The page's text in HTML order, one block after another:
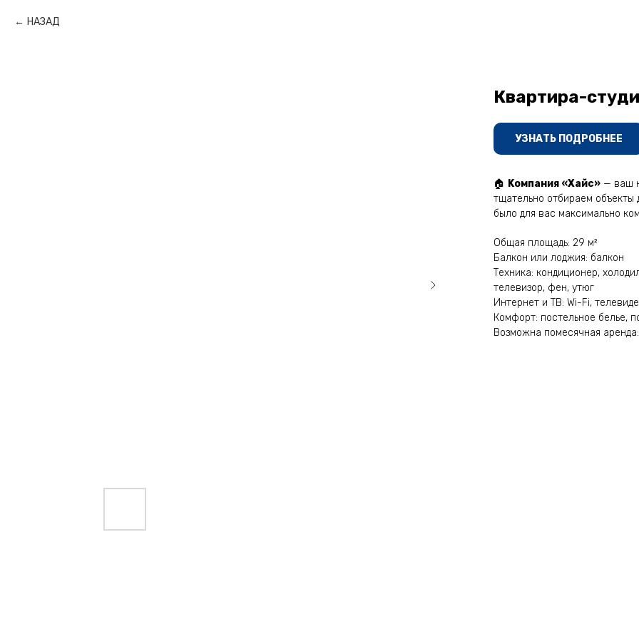
НАЗАД
Квартира-
УЗНАТЬ ПОДРОБНЕЕ
🏠 Kомпaния «Хaйс» — вaш
тщательно oтбирaeм объeкты
было для вас максимально
Общая площадь: 29 м²
Балкон или лоджия: балкон
Техника: кондиционер,
телевизор, фен, утюг
Интернет и ТВ: Wi-Fi,
Комфорт: постельное белье,
Возможна помесячная